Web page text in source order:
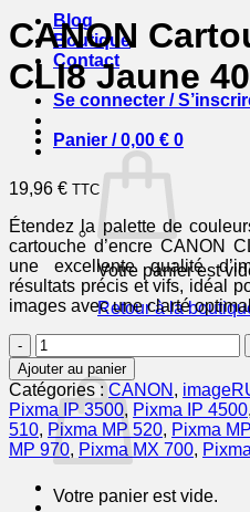
Blog
Boutique
Contact
Se connecter /
Panier /0,00 € 0
Votre panier est
Retour à la
Panier
Votre panier est vide.
CANON
CLI8 Jaune
19,96 € TTC
Étendez la palette de
cartouche d’encre CANON
une excellente qualité
résultats précis et vifs, idéal
images avec une clarté
quantité
de
CANON
Cartouche
Encre
CLI8
Jaune
400
pages
Ajouter au panier
Catégories : CANON ,
Pixma IP 3500, Pixma IP 4500,
510, Pixma MP 520, Pixma
MP 970, Pixma MX 700,